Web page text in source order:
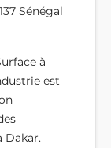
Sénégal
à
est
Dakar.